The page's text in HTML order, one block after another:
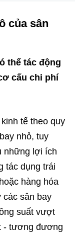
của sân
thể tác động
cấu chi phí
tế theo quy
nhỏ, tuy
những lợi ích
tác dụng trái
hàng hóa
các sân bay
suất vượt
- tương đương